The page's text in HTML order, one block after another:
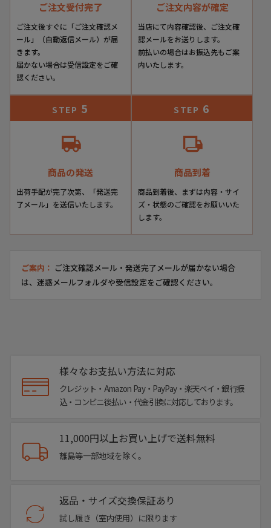
ご注文受付完了
ご注文後すぐに「ご注文確認メ
ール」（自動返信メール）が届
きます。
届かない場合は受信設定をご確
認ください。
ご注文内容が確定
当店にて内容確認後、ご注文確
認メールをお送りします。
前払いの場合はお振込先もご案
内いたします。
STEP 5
商品の発送
出荷手配が完了次第、「発送完
了メール」を送信いたします。
STEP 6
商品到着
商品到着後、まずは内容・サイ
ズ・状態のご確認をお願いいた
します。
ご案内： ご注文確認メール・発送完了メールが届かない場合
は、迷惑メールフォルダや受信設定をご確認ください。
様々なお支払い方法に対応
クレジット・Amazon Pay・PayPay・楽天ペイ・銀行振
込・コンビニ後払い・代金引換に対応しております。
11,000円以上お買い上げで送料無料
離島等一部地域を除く。
返品・サイズ交換保証あり
試し履き（室内使用）に限ります